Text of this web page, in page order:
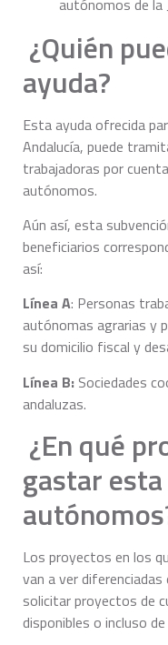
¿Quién
ayuda?
Esta ayuda ofrecida
Andalucía, puede
trabajadoras por
autónomos.
Aún así, esta
beneficiarios
así:
Línea A: Personas
autónomas agrarias y
su domicilio fiscal y
Línea B: Sociedades
andaluzas.
¿En qué
gastar
Los proyectos en los
van a ver diferenciadas
solicitar proyectos de
disponibles o incluso